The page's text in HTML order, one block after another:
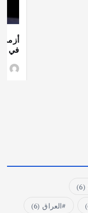
أزمة
في
(6)
العراق (6)